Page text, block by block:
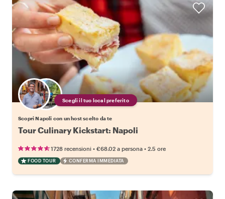
Scegli il tuo local preferito
Scopri Napoli con un host scelto da te
Tour Culinary Kickstart: Napoli
1728 recensioni • €68.02 a persona • 2.5 ore
FOOD TOUR CONFERMA IMMEDIATA